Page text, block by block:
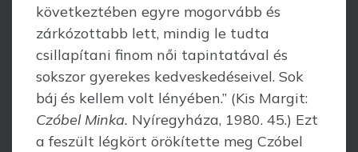
következtében egyre mogorvább és
zárkózottabb lett, mindig le tudta
csillapítani finom női tapintatával és
sokszor gyerekes kedves­kedé­seivel. Sok
báj és kellem volt lényében.” (Kis Margit:
Czóbel Minka. Nyíregy­háza, 1980. 45.) Ezt
a feszült légkört örökítette meg Czóbel